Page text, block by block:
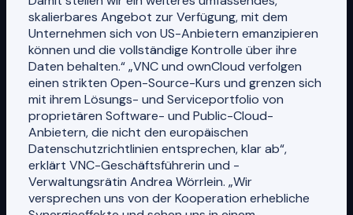
skalierbares Angebot zur Verfügung, mit dem
Unternehmen sich von US-Anbietern emanzipieren
können und die vollständige Kontrolle über ihre
Daten behalten.“ „VNC und ownCloud verfolgen
einen strikten Open-Source-Kurs und grenzen sich
mit ihrem Lösungs- und Serviceportfolio von
proprietären Software- und Public-Cloud-
Anbietern, die nicht den europäischen
Datenschutzrichtlinien entsprechen, klar ab“,
erklärt VNC-Geschäftsführerin und -
Verwaltungsrätin Andrea Wörrlein. „Wir
versprechen uns von der Kooperation erhebliche